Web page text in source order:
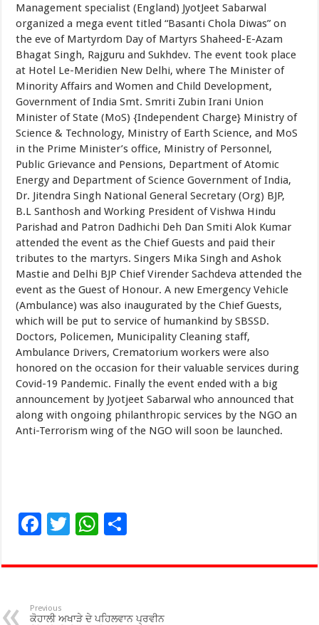
Management specialist (England) JyotJeet Sabarwal
organized a mega event titled “Basanti Chola Diwas” on
the eve of Martyrdom Day of Martyrs Shaheed-E-Azam
Bhagat Singh, Rajguru and Sukhdev. The event took place
at Hotel Le-Meridien New Delhi, where The Minister of
Minority Affairs and Women and Child Development,
Government of India Smt. Smriti Zubin Irani Union
Minister of State (MoS) {Independent Charge} Ministry of
Science & Technology, Ministry of Earth Science, and MoS
in the Prime Minister’s office, Ministry of Personnel,
Public Grievance and Pensions, Department of Atomic
Energy and Department of Science Government of India,
Dr. Jitendra Singh National General Secretary (Org) BJP,
B.L Santhosh and Working President of Vishwa Hindu
Parishad and Patron Dadhichi Deh Dan Smiti Alok Kumar
attended the event as the Chief Guests and paid their
tributes to the martyrs. Singers Mika Singh and Ashok
Mastie and Delhi BJP Chief Virender Sachdeva attended the
event as the Guest of Honour. A new Emergency Vehicle
(Ambulance) was also inaugurated by the Chief Guests,
which will be put to service of humankind by SBSSD.
Doctors, Policemen, Municipality Cleaning staff,
Ambulance Drivers, Crematorium workers were also
honored on the occasion for their valuable services during
Covid-19 Pandemic. Finally the event ended with a big
announcement by Jyotjeet Sabarwal who announced that
along with ongoing philanthropic services by the NGO an
Anti-Terrorism wing of the NGO will soon be launched.
F
e
o
T
tt
W
at
p
ar
Previous
ਕੋਹਾਲੀ ਅਖਾੜੇ ਦੇ ਪਹਿਲਵਾਨ ਪ੍ਰਵੀਨ